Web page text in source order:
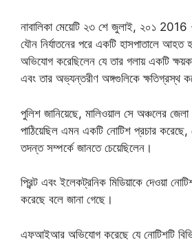
নাবালিকা মেয়েটি ২৩ শে জুলাই, ২০১ 2016
যৌন নির্যাতনের পরে একটি হাসপাতালে আহত
অভিযোগ করেছিলেন যে তার গলায় একটি
এবং তার অভ্যন্তরীণ অঙ্গগুলিকে ক্ষতিগ্রস্থ
পুলিশ জানিয়েছে, মালিওয়াল সে অঞ্চলের
পাঠিয়েছিল এমন একটি নোটিশ প্রচার করেছে,
তদন্ত সম্পর্কে জানতে চেয়েছিলেন।
প্রিন্ট এবং ইলেকট্রনিক মিডিয়াকে দেওয়া
করেছে বলে জানা গেছে।
এফআইআর অভিযোগ করেছে যে নোটিশটি